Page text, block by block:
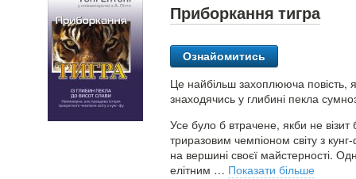
Приборкання тигра
Ознайомитись
Це найбільш захоплююча повість,
знаходячись у глибині пекла
Усе було б втрачене, якби не
триразовим чемпіоном світу з
на вершині своєї майстерності.
елітним … Показати більше